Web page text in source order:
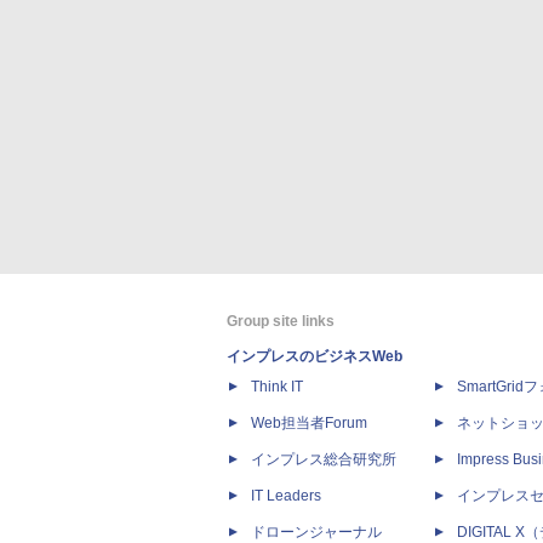
Group site links
インプレスのビジネスWeb
Think IT
Web担当者Forum
インプレス総合研究所
IT Leaders
ドローンジャーナル
SmartGridフ
ネットショ
Impress
インプレス
DIGITAL X